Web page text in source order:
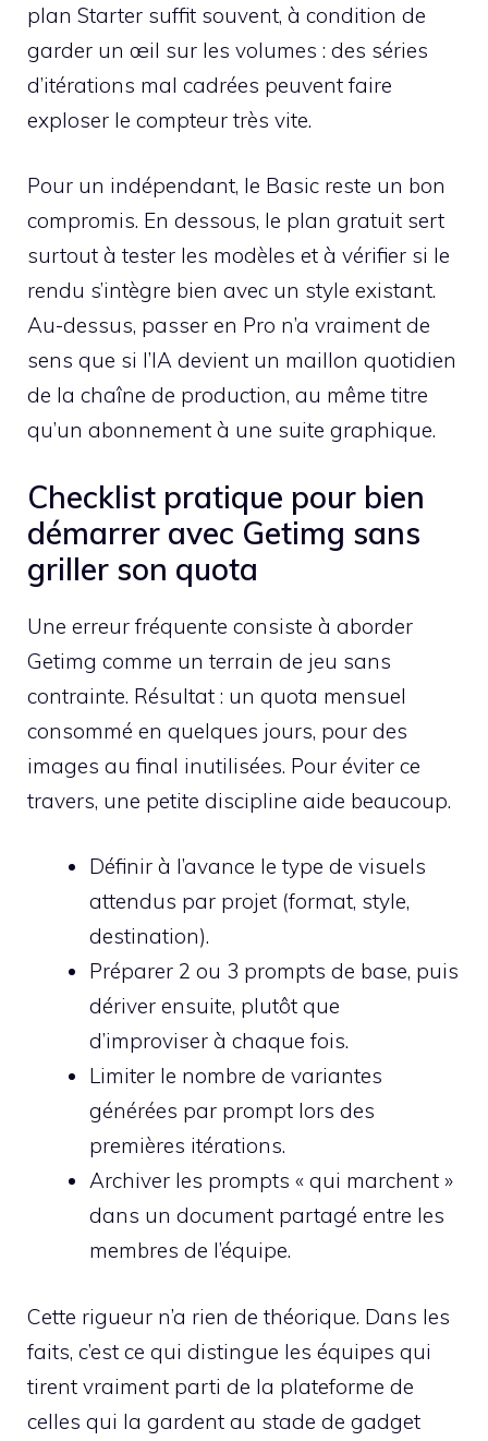
plan Starter suffit souvent, à condition de
garder un œil sur les volumes : des séries
d’itérations mal cadrées peuvent faire
exploser le compteur très vite.
Pour un indépendant, le Basic reste un bon
compromis. En dessous, le plan gratuit sert
surtout à tester les modèles et à vérifier si le
rendu s’intègre bien avec un style existant.
Au-dessus, passer en Pro n’a vraiment de
sens que si l’IA devient un maillon quotidien
de la chaîne de production, au même titre
qu’un abonnement à une suite graphique.
Checklist pratique pour bien
démarrer avec Getimg sans
griller son quota
Une erreur fréquente consiste à aborder
Getimg comme un terrain de jeu sans
contrainte. Résultat : un quota mensuel
consommé en quelques jours, pour des
images au final inutilisées. Pour éviter ce
travers, une petite discipline aide beaucoup.
Définir à l’avance le type de visuels
attendus par projet (format, style,
destination).
Préparer 2 ou 3 prompts de base, puis
dériver ensuite, plutôt que
d’improviser à chaque fois.
Limiter le nombre de variantes
générées par prompt lors des
premières itérations.
Archiver les prompts « qui marchent »
dans un document partagé entre les
membres de l’équipe.
Cette rigueur n’a rien de théorique. Dans les
faits, c’est ce qui distingue les équipes qui
tirent vraiment parti de la plateforme de
celles qui la gardent au stade de gadget